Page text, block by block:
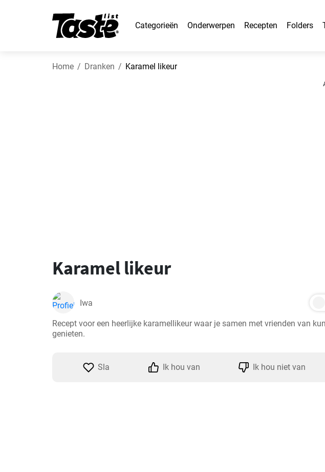
Categorieën Onderwerpen Recepten Folders
Home Dranken Karamel likeur
Karamel likeur
Iwa
Recept voor een heerlijke karamellikeur waar je samen met vrienden van
genieten.
Sla Ik hou van Ik hou niet van